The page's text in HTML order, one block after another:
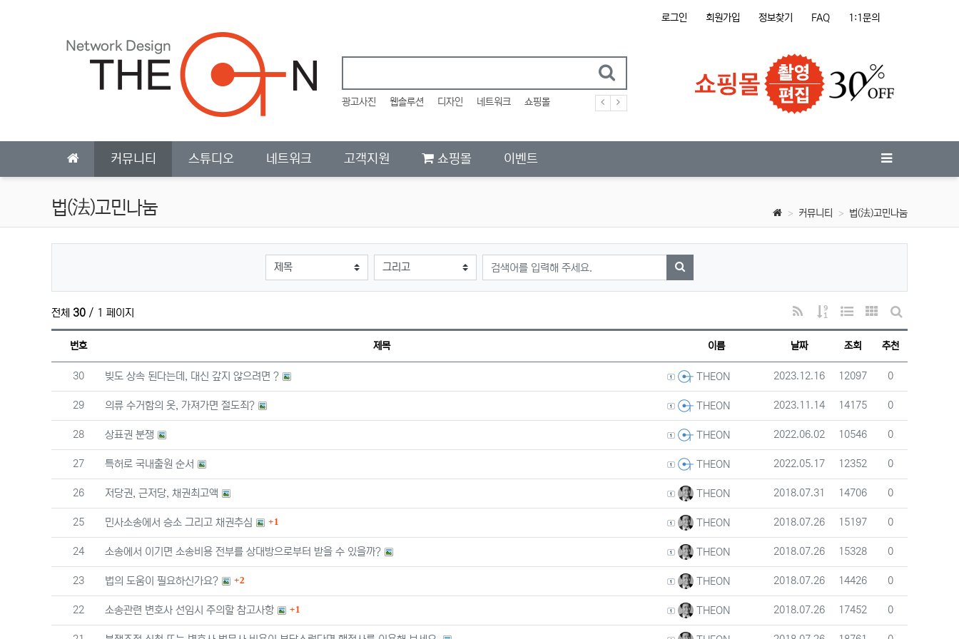
로그인 회원가입 정보찾기 FAQ 1:1문의
광고사진 웹솔루션 디자인 네트워크 쇼핑몰
커뮤니티 스튜디오 네트워크 고객지원 쇼핑몰 이벤트
법(法)고민나눔 커뮤니티 법(法)고민나눔
검색대상
검색어
검색하기
전체 30 / 1 페이지 RSS
게시물 정렬
웹진 스타일갤러리 스타일
게시판 검색
번호 제목 이름 날짜 조회 추천
번호
30 빚도 상속 된다는데, 대신 갚지 않으려면 ? 등록자THEON 등록일
2023.12.16 조회
12097 추천
0
번호
29 의류 수거함의 옷, 가져가면 절도죄? 등록자THEON 등록일
2023.11.14 조회
14175 추천
0
번호
28 상표권 분쟁 등록자THEON 등록일
2022.06.02 조회
10546 추천
0
번호
27 특허로 국내출원 순서 등록자THEON 등록일
2022.05.17 조회
12352 추천
0
번호
26 저당권, 근저당, 채권최고액 등록자THEON 등록일
2018.07.31 조회
14706 추천
0
번호
25 민사소송에서 승소 그리고 채권추심 댓글
1 등록자THEON 등록일
2018.07.26 조회
15197 추천
0
번호
24 소송에서 이기면 소송비용 전부를 상대방으로부터 받을 수 있을까? 등록자THEON 등록일
2018.07.26 조회
15328 추천
0
번호
23 법의 도움이 필요하신가요? 댓글
2 등록자THEON 등록일
2018.07.26 조회
14426 추천
0
번호
22 소송관련 변호사 선임시 주의할 참고사항 댓글
1 등록자THEON 등록일
2018.07.26 조회
17452 추천
0